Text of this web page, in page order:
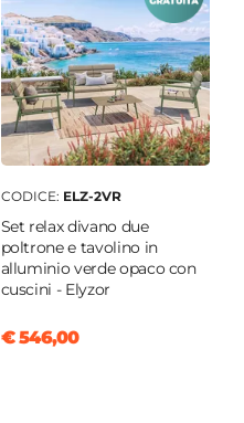
CODICE: ELZ-2VR
Set relax divano due
poltrone e tavolino in
alluminio verde opaco con
cuscini - Elyzor
€ 546,00